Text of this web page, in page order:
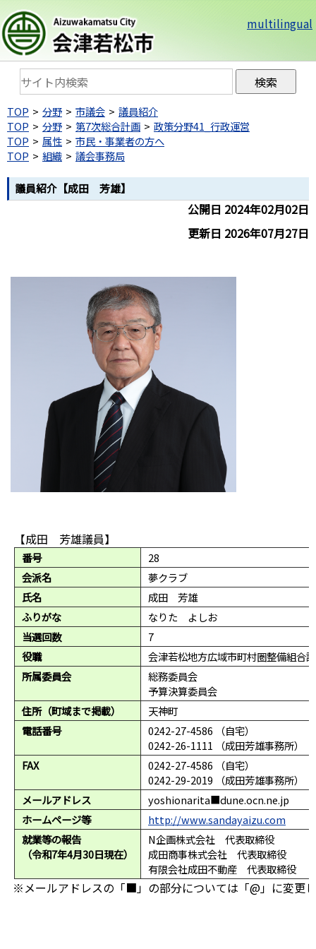
multilingual
TOP 分野 市議会
議員紹介
TOP
分野 第7次総合計画
政策分野41_行政運営
TOP
属性
市民・事業者の方へ
TOP
組織 議会事務局
議員紹介【成田 芳雄】
公開日 2024年02月02日
更新日 2026年07月27日
【成田 芳雄議員】
番号
28
会派名
夢クラブ
氏名
成田 芳雄
ふりがな
なりた よしお
当選回数
7
役職
会津若松地方広域市町村圏整備組合
所属委員会
総務委員会
予算決算委員会
住所（町域まで掲載）
天神町
電話番号
0242-27-4586 （自宅）
0242-26-1111 （成田芳雄事務所）
FAX
0242-27-4586 （自宅）
0242-29-2019 （成田芳雄事務所）
メールアドレス
yoshionarita■dune.ocn.ne.jp
ホームページ等
http://www.sandayaizu.com
就業等の報告
（令和7年4月30日現在）
N企画株式会社 代表取締役
成田商事株式会社 代表取締役
有限会社成田不動産 代表取締役
※メールアドレスの「■」の部分については「@」に変更